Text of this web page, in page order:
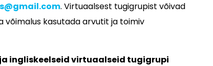
. Virtuaalsest tugigrupist võivad
võimalus kasutada arvutit ja toimiv
ingliskeelseid virtuaalseid tugigrupi